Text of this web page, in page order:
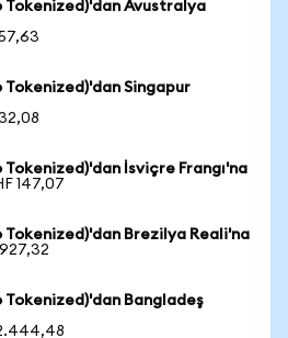
Tokenized)'dan Avustralya
Tokenized)'dan Singapur
Tokenized)'dan İsviçre Frangı'na
147,07
Tokenized)'dan Brezilya Reali'na
Tokenized)'dan Bangladeş